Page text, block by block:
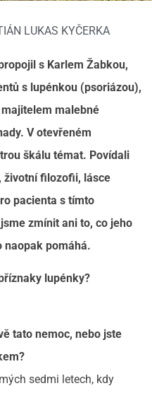
LUKAS KYČERKA
s Karlem Žabkou,
s lupénkou (psoriázou),
malebné
V otevřeném
škálu témat. Povídali
životní filozofii, lásce
pacienta s tímto
zmínit ani to, co jeho
naopak pomáhá.
lupénky?
tato nemoc, nebo jste
sedmi letech, kdy